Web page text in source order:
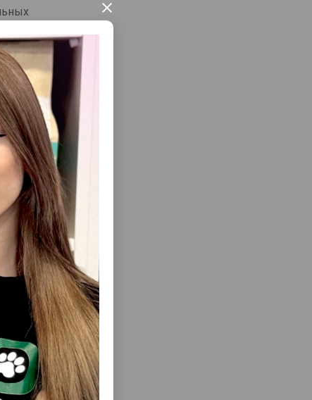
×
Все